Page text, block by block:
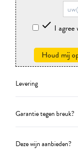
 I
Houd mij
Levering
Garantie tegen breuk?
Deze wijn aanbieden?